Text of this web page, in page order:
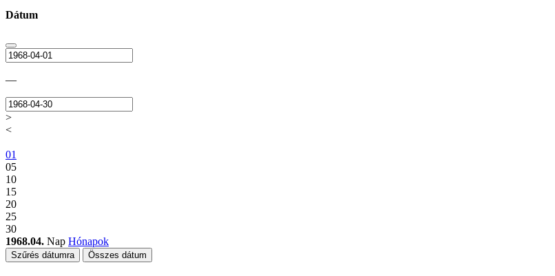
Dátum
—
>
<
01
05
10
15
20
25
30
1968.04. Nap Hónapok
Szűrés dátumra Összes dátum